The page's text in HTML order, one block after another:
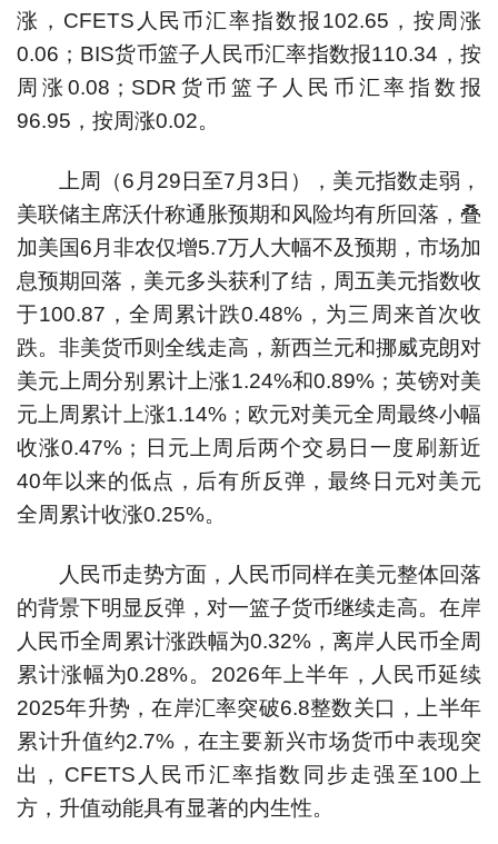
涨，CFETS人民币汇率指数报102.65，按周涨
0.06；BIS货币篮子人民币汇率指数报110.34，按
周涨0.08；SDR货币篮子人民币汇率指数报
96.95，按周涨0.02。
上周（6月29日至7月3日），美元指数走弱，
美联储主席沃什称通胀预期和风险均有所回落，叠
加美国6月非农仅增5.7万人大幅不及预期，市场加
息预期回落，美元多头获利了结，周五美元指数收
于100.87，全周累计跌0.48%，为三周来首次收
跌。非美货币则全线走高，新西兰元和挪威克朗对
美元上周分别累计上涨1.24%和0.89%；英镑对美
元上周累计上涨1.14%；欧元对美元全周最终小幅
收涨0.47%；日元上周后两个交易日一度刷新近
40年以来的低点，后有所反弹，最终日元对美元
全周累计收涨0.25%。
人民币走势方面，人民币同样在美元整体回落
的背景下明显反弹，对一篮子货币继续走高。在岸
人民币全周累计涨跌幅为0.32%，离岸人民币全周
累计涨幅为0.28%。2026年上半年，人民币延续
2025年升势，在岸汇率突破6.8整数关口，上半年
累计升值约2.7%，在主要新兴市场货币中表现突
出，CFETS人民币汇率指数同步走强至100上
方，升值动能具有显著的内生性。